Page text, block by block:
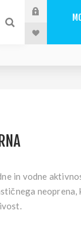
in vodne
neoprena,